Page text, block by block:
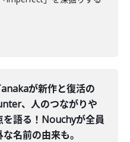
が新作と復活の
、人のつながりや
を語る！Nouchyが全員
名前の由来も。